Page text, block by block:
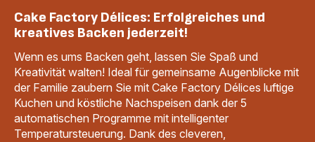
Cake Factory Délices: Erfolgreiches und
kreatives Backen jederzeit!
Wenn es ums Backen geht, lassen Sie Spaß und
Kreativität walten! Ideal für gemeinsame Augenblicke mit
der Familie zaubern Sie mit Cake Factory Délices luftige
Kuchen und köstliche Nachspeisen dank der 5
automatischen Programme mit intelligenter
Temperatursteuerung. Dank des cleveren,